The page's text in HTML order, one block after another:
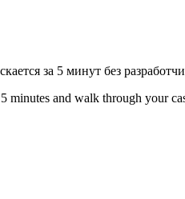
за 5 минут без
and walk through your